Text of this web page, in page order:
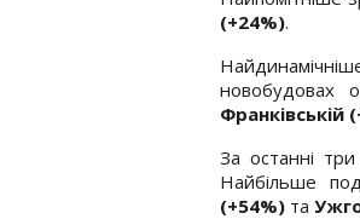
(+24%).
новобудовах
Франківській
За останні
Найбільше
(+54%) та